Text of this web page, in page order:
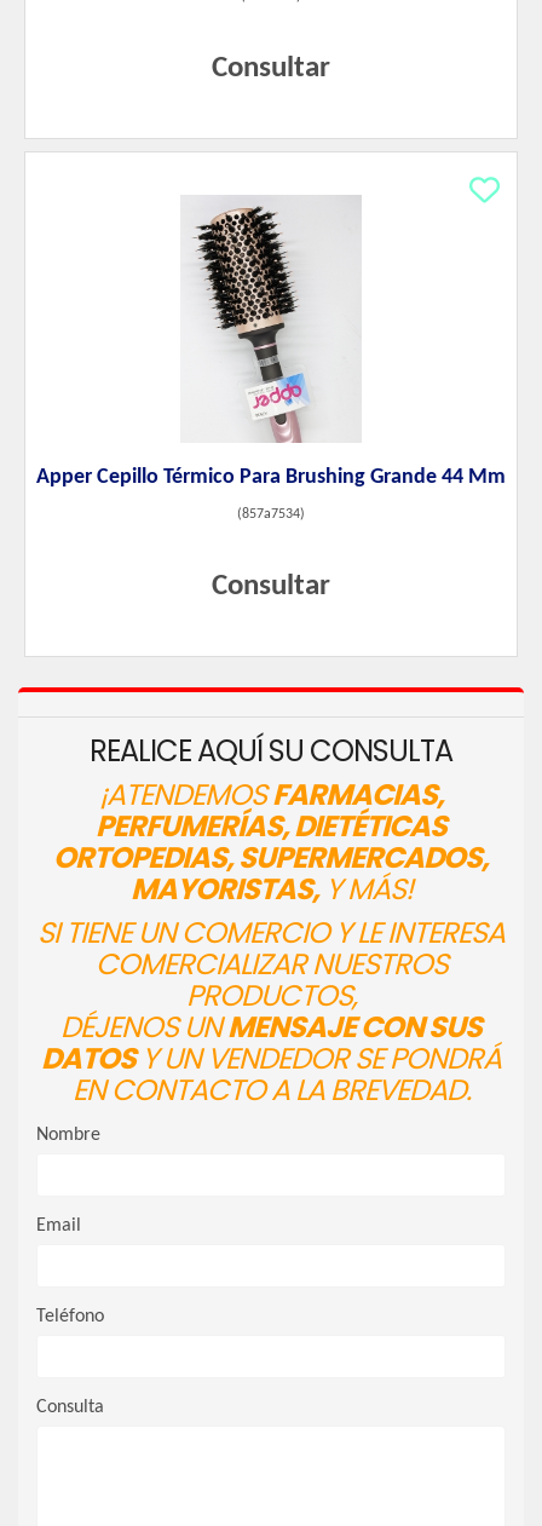
Consultar
Apper Cepillo Térmico Para Brushing Grande 44 Mm
(857a7534)
Consultar
REALICE AQUÍ SU CONSULTA
¡ATENDEMOSFARMACIAS,
PERFUMERÍAS, DIETÉTICAS
ORTOPEDIAS, SUPERMERCADOS,
MAYORISTAS,Y MÁS!
SI TIENE UN COMERCIO Y LE INTERESA
COMERCIALIZAR NUESTROS
PRODUCTOS,
DÉJENOS UNMENSAJE CON SUS
DATOSY UN VENDEDOR SE PONDRÁ
EN CONTACTO A LA BREVEDAD.
Nombre
Email
Teléfono
Consulta